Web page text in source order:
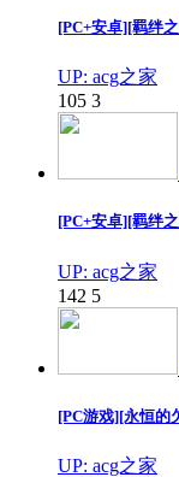
[PC+安卓][羁绊
UP: acg之家
105 3
[PC+安卓][羁绊
UP: acg之家
142 5
[PC游戏][永恒
UP: acg之家